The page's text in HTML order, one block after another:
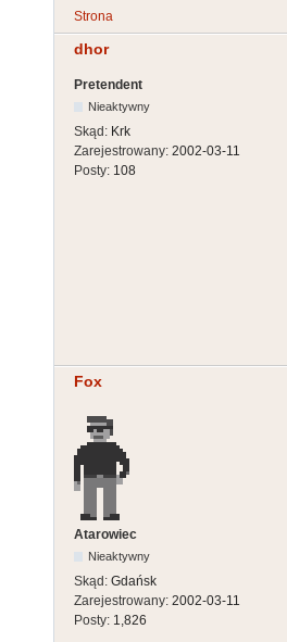
Strona
dhor
Pretendent
Nieaktywny
Skąd: Krk
Zarejestrowany: 2002-03-11
Posty: 108
Fox
Atarowiec
Nieaktywny
Skąd: Gdańsk
Zarejestrowany: 2002-03-11
Posty: 1,826